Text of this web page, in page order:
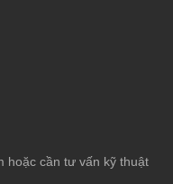
hoặc cần tư vấn kỹ thuật